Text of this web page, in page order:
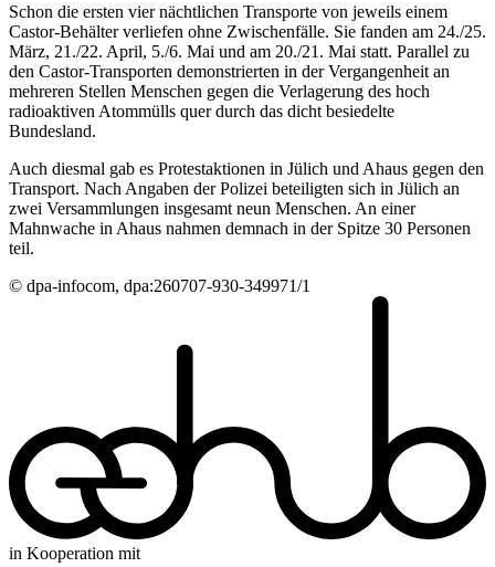
Schon die ersten vier nächtlichen Transporte von jeweils einem
Castor-Behälter verliefen ohne Zwischenfälle. Sie fanden am 24./25.
März, 21./22. April, 5./6. Mai und am 20./21. Mai statt. Parallel zu
den Castor-Transporten demonstrierten in der Vergangenheit an
mehreren Stellen Menschen gegen die Verlagerung des hoch
radioaktiven Atommülls quer durch das dicht besiedelte
Bundesland.
Auch diesmal gab es Protestaktionen in Jülich und Ahaus gegen den
Transport. Nach Angaben der Polizei beteiligten sich in Jülich an
zwei Versammlungen insgesamt neun Menschen. An einer
Mahnwache in Ahaus nahmen demnach in der Spitze 30 Personen
teil.
© dpa-infocom, dpa:260707-930-349971/1
in Kooperation mit